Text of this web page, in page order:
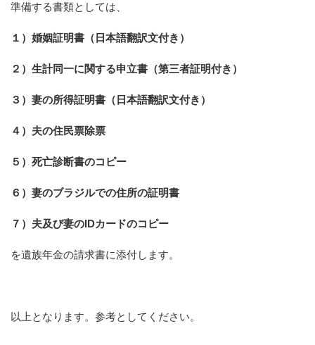
準備する書類としては、
１）婚姻証明書（日本語翻訳文付き）
２）生計同一に関する申立書（第三者証明付き）
３）妻の所得証明書（日本語翻訳文付き）
４）夫の住民票除票
５）死亡診断書のコピー
６）妻のブラジルでの住所の証明書
７）夫及び妻のIDカードのコピー
を遺族年金の請求書に添付します。
以上となります。参考としてください。